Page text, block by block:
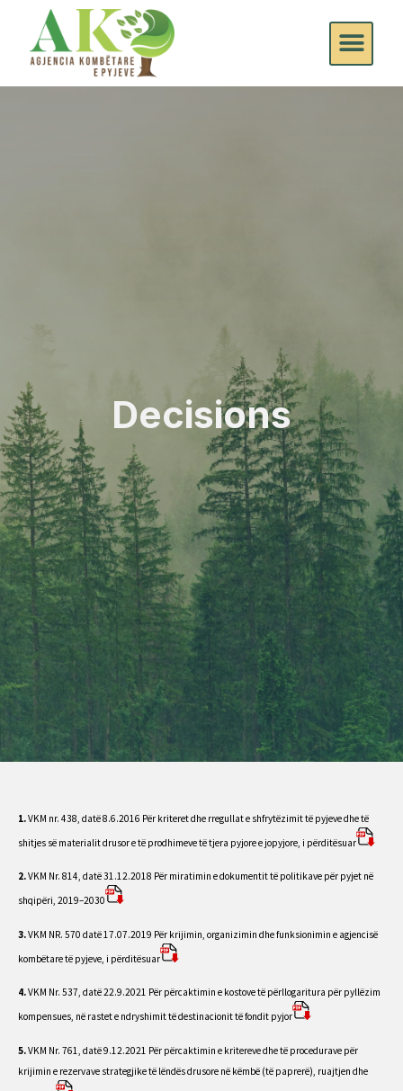
Decisions
1.VKM nr. 438, datë 8.6.2016 Për kriteret dhe rregullat e shfrytëzimit të pyjeve dhe të
shitjes së materialit drusor e të prodhimeve të tjera pyjore e jopyjore, i përditësuar
2.VKM Nr. 814, datë 31.12.2018 Për miratimin e dokumentit të politikave për pyjet në
shqipëri, 2019–2030
3.VKM NR. 570 datë 17.07.2019 Për krijimin, organizimin dhe funksionimin e agjencisë
kombëtare të pyjeve, i përditësuar
4.VKM Nr. 537, datë 22.9.2021 Për përcaktimin e kostove të përllogaritura për pyllëzim
kompensues, në rastet e ndryshimit të destinacionit të fondit pyjor
5.VKM Nr. 761, datë 9.12.2021 Për përcaktimin e kritereve dhe të procedurave për
krijimin e rezervave strategjike të lëndës drusore në këmbë (të paprerë), ruajtjen dhe